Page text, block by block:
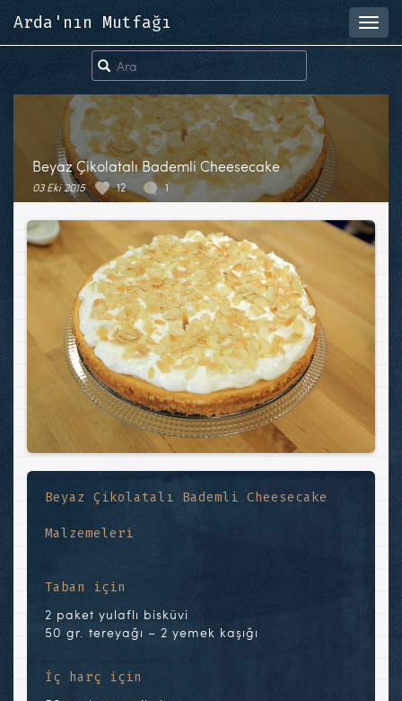
Arda'nın Mutfağı
Beyaz Çikolatalı Bademli Cheesecake
03 Eki 2015 12 1
Beyaz Çikolatalı Bademli Cheesecake
Malzemeleri
Taban için
2 paket yulaflı bisküvi
50 gr. tereyağı – 2 yemek kaşığı
İç harç için